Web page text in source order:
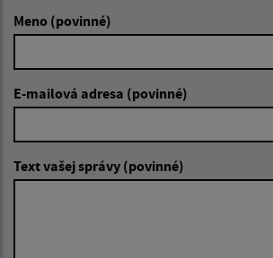
Meno (povinné)
E-mailová adresa (povinné)
Text vašej správy (povinné)